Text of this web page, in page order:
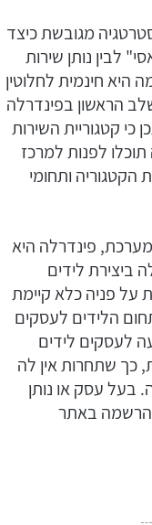
מגובשת כיצד
לבין נותן שירות
היא חינמית לחלוטין
הראשון בפינדרלה
כי קטגוריית השירות
לפנות למרכז
ותחומי
במערכת, פינדרלה היא
ביצירת לידים
על פניה כלא קיימת
הלידים לעסקים
לעסקים לידים
כך שתחרות אין לה
בעל עסק או נותן
באתר